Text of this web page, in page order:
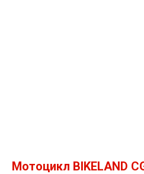
Мотоцикл BIKELAND